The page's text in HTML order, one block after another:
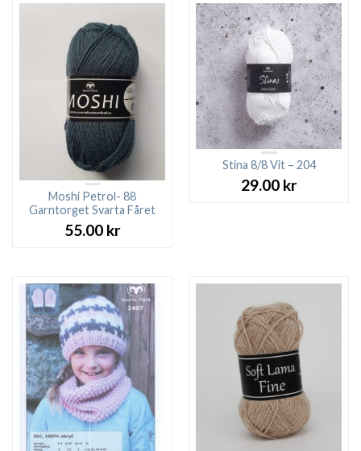
Moshi Petrol- 88
Garntorget Svarta Fåret
55.00 kr
Stina 8/8 Vit – 204
29.00 kr